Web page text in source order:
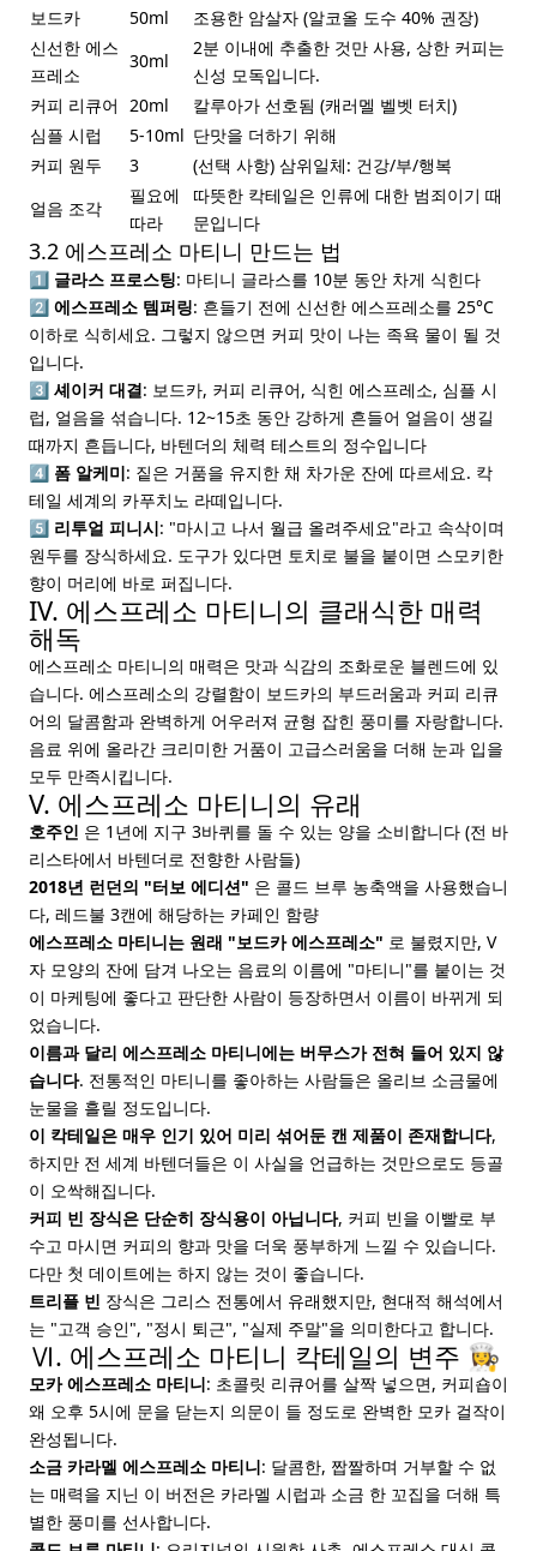
보드카
50ml
조용한 암살자 (알코올 도수 40% 권장)
신선한 에스
프레소
30ml
2분 이내에 추출한 것만 사용, 상한 커피는
신성 모독입니다.
커피 리큐어 20ml
칼루아가 선호됨 (캐러멜 벨벳 터치)
심플 시럽
5-10ml 단맛을 더하기 위해
커피 원두
3
(선택 사항) 삼위일체: 건강/부/행복
얼음 조각
필요에
따라
따뜻한 칵테일은 인류에 대한 범죄이기 때
문입니다
3.2 에스프레소 마티니 만드는 법
1️⃣ 글라스 프로스팅: 마티니 글라스를 10분 동안 차게 식힌다
2️⃣ 에스프레소 템퍼링: 흔들기 전에 신선한 에스프레소를 25°C
이하로 식히세요. 그렇지 않으면 커피 맛이 나는 족욕 물이 될 것
입니다.
3️⃣ 셰이커 대결: 보드카, 커피 리큐어, 식힌 에스프레소, 심플 시
럽, 얼음을 섞습니다. 12~15초 동안 강하게 흔들어 얼음이 생길
때까지 흔듭니다, 바텐더의 체력 테스트의 정수입니다
4️⃣ 폼 알케미: 짙은 거품을 유지한 채 차가운 잔에 따르세요. 칵
테일 세계의 카푸치노 라떼입니다.
5️⃣ 리투얼 피니시: "마시고 나서 월급 올려주세요"라고 속삭이며
원두를 장식하세요. 도구가 있다면 토치로 불을 붙이면 스모키한
향이 머리에 바로 퍼집니다.
IV. 에스프레소 마티니의 클래식한 매력
해독
에스프레소 마티니의 매력은 맛과 식감의 조화로운 블렌드에 있
습니다. 에스프레소의 강렬함이 보드카의 부드러움과 커피 리큐
어의 달콤함과 완벽하게 어우러져 균형 잡힌 풍미를 자랑합니다.
음료 위에 올라간 크리미한 거품이 고급스러움을 더해 눈과 입을
모두 만족시킵니다.
V. 에스프레소 마티니의 유래
호주인 은 1년에 지구 3바퀴를 돌 수 있는 양을 소비합니다 (전 바
리스타에서 바텐더로 전향한 사람들)
2018년 런던의 "터보 에디션" 은 콜드 브루 농축액을 사용했습니
다, 레드불 3캔에 해당하는 카페인 함량
에스프레소 마티니는 원래 "보드카 에스프레소" 로 불렸지만, V
자 모양의 잔에 담겨 나오는 음료의 이름에 "마티니"를 붙이는 것
이 마케팅에 좋다고 판단한 사람이 등장하면서 이름이 바뀌게 되
었습니다.
이름과 달리 에스프레소 마티니에는 버무스가 전혀 들어 있지 않
습니다. 전통적인 마티니를 좋아하는 사람들은 올리브 소금물에
눈물을 흘릴 정도입니다.
이 칵테일은 매우 인기 있어 미리 섞어둔 캔 제품이 존재합니다,
하지만 전 세계 바텐더들은 이 사실을 언급하는 것만으로도 등골
이 오싹해집니다.
커피 빈 장식은 단순히 장식용이 아닙니다, 커피 빈을 이빨로 부
수고 마시면 커피의 향과 맛을 더욱 풍부하게 느낄 수 있습니다.
다만 첫 데이트에는 하지 않는 것이 좋습니다.
트리플 빈 장식은 그리스 전통에서 유래했지만, 현대적 해석에서
는 "고객 승인", "정시 퇴근", "실제 주말"을 의미한다고 합니다.
Ⅵ. 에스프레소 마티니 칵테일의 변주 👩‍🍳
모카 에스프레소 마티니: 초콜릿 리큐어를 살짝 넣으면, 커피숍이
왜 오후 5시에 문을 닫는지 의문이 들 정도로 완벽한 모카 걸작이
완성됩니다.
소금 카라멜 에스프레소 마티니: 달콤한, 짭짤하며 거부할 수 없
는 매력을 지닌 이 버전은 카라멜 시럽과 소금 한 꼬집을 더해 특
별한 풍미를 선사합니다.